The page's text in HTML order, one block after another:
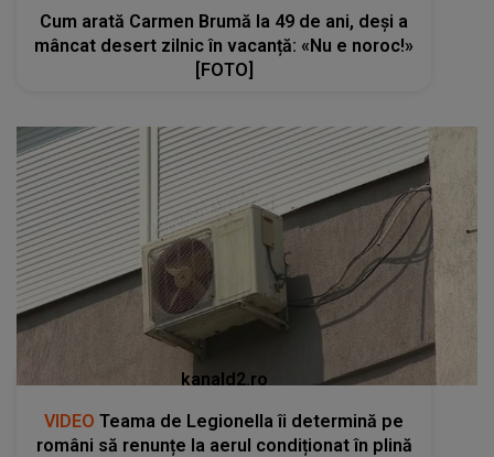
Cum arată Carmen Brumă la 49 de ani, deși a
mâncat desert zilnic în vacanță: «Nu e noroc!»
[FOTO]
kanald2.ro
VIDEO Teama de Legionella îi determină pe
români să renunțe la aerul condiționat în plină